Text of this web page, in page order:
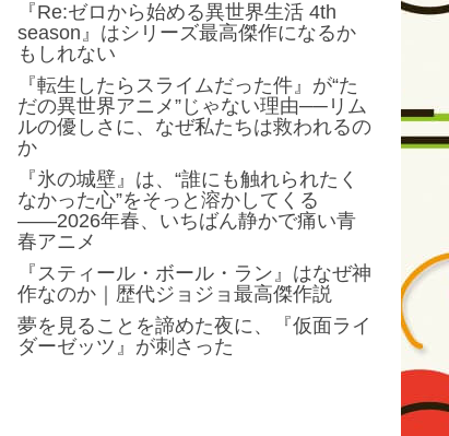
『Re:ゼロから始める異世界生活 4th
season』はシリーズ最高傑作になるか
もしれない
『転生したらスライムだった件』が“た
だの異世界アニメ”じゃない理由──リム
ルの優しさに、なぜ私たちは救われるの
か
『氷の城壁』は、“誰にも触れられたく
なかった心”をそっと溶かしてくる
――2026年春、いちばん静かで痛い青
春アニメ
『スティール・ボール・ラン』はなぜ神
作なのか｜歴代ジョジョ最高傑作説
夢を見ることを諦めた夜に、『仮面ライ
ダーゼッツ』が刺さった